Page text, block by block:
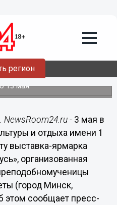
регион
вера –
в парке
1 Мая
13 мая.
- 3 мая в
и отдыха имени 1
выставка-ярмарка
организованная
(город Минск,
этом сообщает пресс-